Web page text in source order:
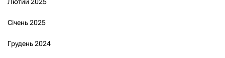
Січень 2025
Грудень 2024